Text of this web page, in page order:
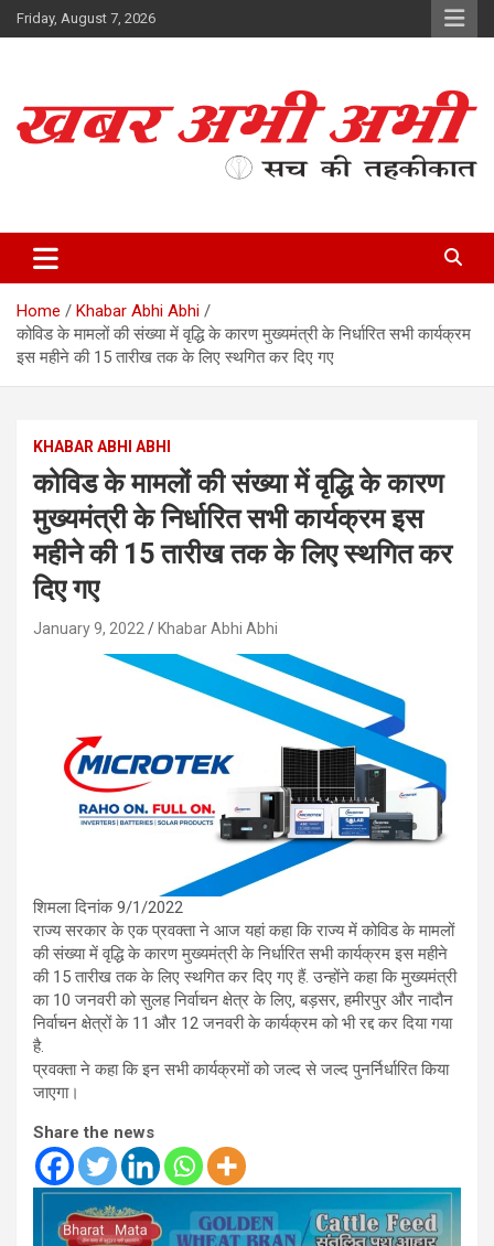
Skip
to
Friday, August 7, 2026
Home
Khabar Abhi Abhi
कोविड के मामलों की संख्या में वृद्धि के कारण मुख्यमंत्री के निर्धारित सभी कार्यक्रम
इस महीने की 15 तारीख तक के लिए स्थगित कर दिए गए
KHABAR ABHI ABHI
कोविड के मामलों की संख्या में वृद्धि के कारण
मुख्यमंत्री के निर्धारित सभी कार्यक्रम इस
महीने की 15 तारीख तक के लिए स्थगित कर
दिए गए
January 9, 2022 Khabar Abhi Abhi
शिमला दिनांक 9/1/2022
राज्य सरकार के एक प्रवक्ता ने आज यहां कहा कि राज्य में कोविड के मामलों
की संख्या में वृद्धि के कारण मुख्यमंत्री के निर्धारित सभी कार्यक्रम इस महीने
की 15 तारीख तक के लिए स्थगित कर दिए गए हैं. उन्होंने कहा कि मुख्यमंत्री
का 10 जनवरी को सुलह निर्वाचन क्षेत्र के लिए, बड़सर, हमीरपुर और नादौन
निर्वाचन क्षेत्रों के 11 और 12 जनवरी के कार्यक्रम को भी रद्द कर दिया गया
है.
प्रवक्ता ने कहा कि इन सभी कार्यक्रमों को जल्द से जल्द पुनर्निर्धारित किया
जाएगा।
Share the news